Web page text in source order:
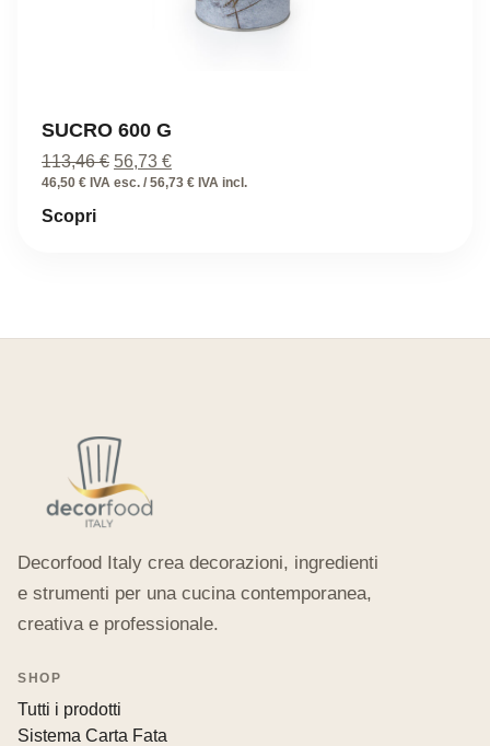
SUCRO 600 G
113,46€ Il
prezzo
56,73 €Il
prezzo
46,50 € IVA esc. / 56,73 € IVA incl.
Scopri
Decorfood Italy crea decorazioni, ingredienti
e strumenti per una cucina contemporanea,
creativa e professionale.
SHOP
Tutti i prodotti
Sistema Carta Fata